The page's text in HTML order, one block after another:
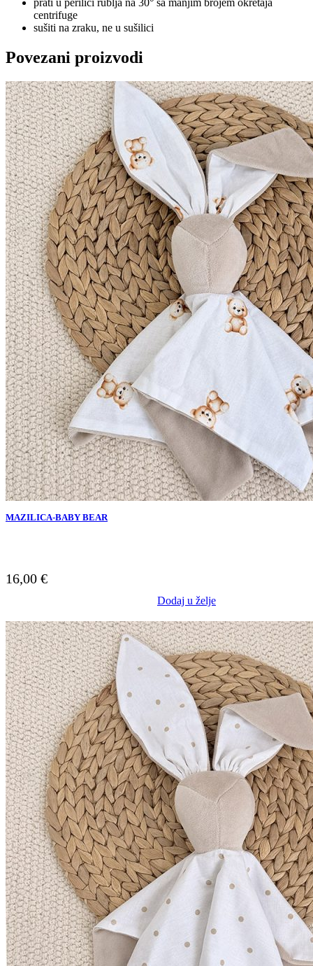
prati u perilici rublja na 30° sa manjim brojem okretaja
centrifuge
sušiti na zraku, ne u sušilici
Povezani proizvodi
MAZILICA-BABY BEAR
16,00 €
Dodaj u želje